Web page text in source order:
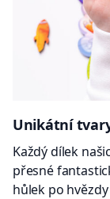
Unikátní
Každý dílek
přesné
hůlek po